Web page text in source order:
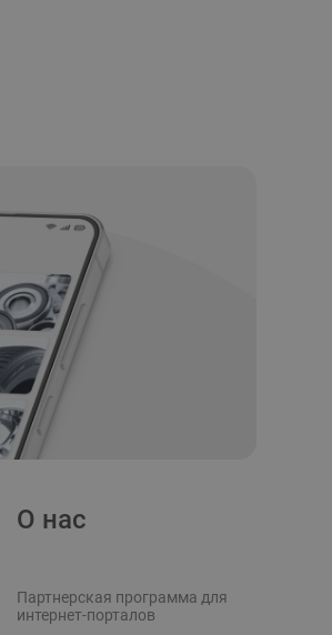
О нас
Партнерская программа для
интернет-порталов